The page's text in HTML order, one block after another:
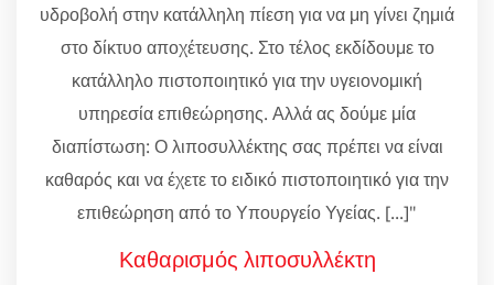
υδροβολή στην κατάλληλη πίεση για να μη γίνει ζημιά
στο δίκτυο αποχέτευσης. Στο τέλος εκδίδουμε το
κατάλληλο πιστοποιητικό για την υγειονομική
υπηρεσία επιθεώρησης. Αλλά ας δούμε μία
διαπίστωση: Ο λιποσυλλέκτης σας πρέπει να είναι
καθαρός και να έχετε το ειδικό πιστοποιητικό για την
επιθεώρηση από το Υπουργείο Υγείας. [...]"
Καθαρισμός λιποσυλλέκτη